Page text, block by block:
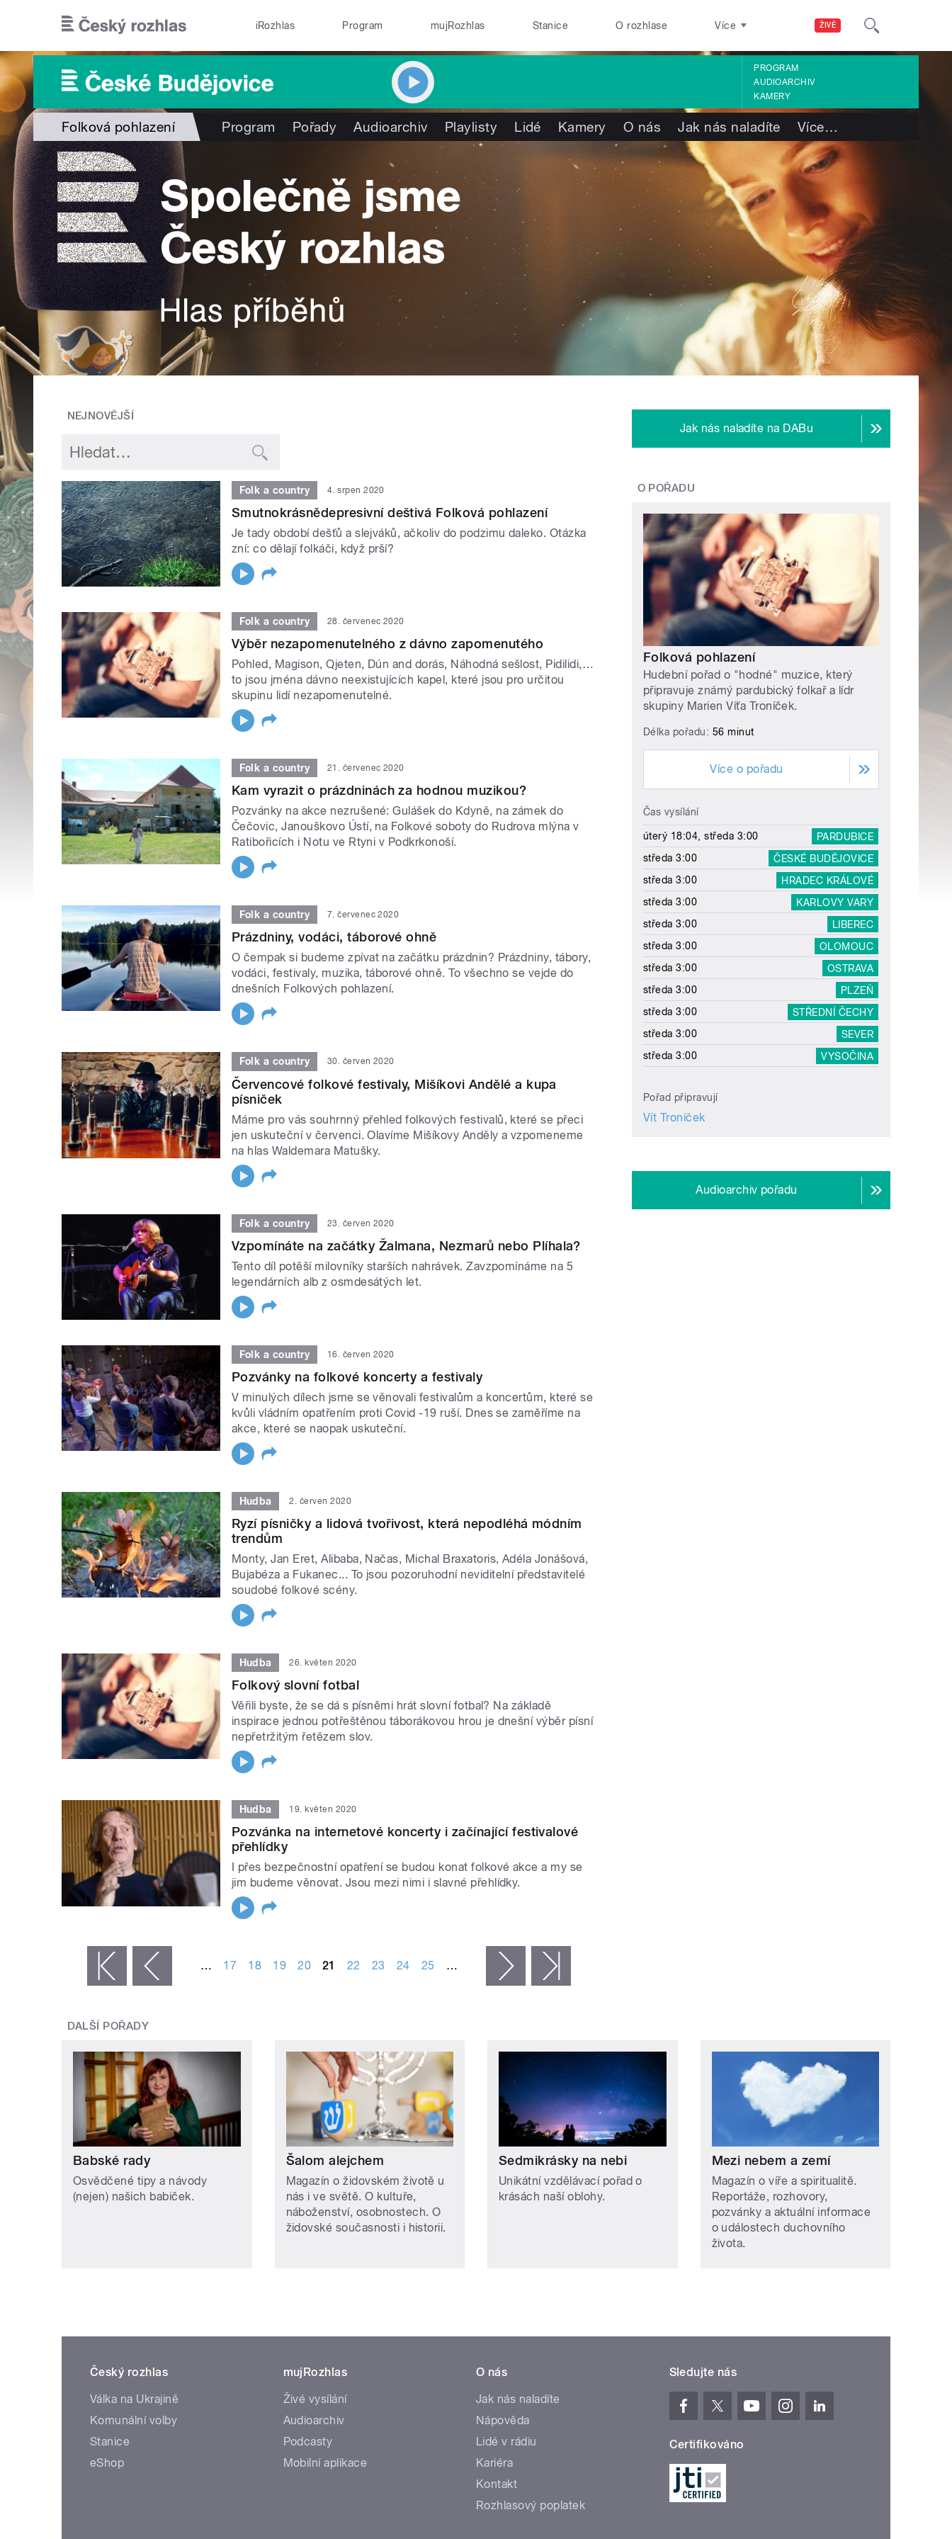
ŽIVĚ
iRozhlas Program mujRozhlas Stanice O rozhlase Více
PROGRAM
AUDIOARCHIV
KAMERY
Folková pohlazení Program Pořady Audioarchiv Playlisty Lidé Kamery O nás Jak nás naladíte Více…
NEJNOVĚJŠÍ
Folk a country 4. srpen 2020
Smutnokrásnědepresivní deštivá Folková pohlazení
Je tady období dešťů a slejváků, ačkoliv do podzimu daleko. Otázka
zní: co dělají folkáči, když prší?
Folk a country 28. červenec 2020
Výběr nezapomenutelného z dávno zapomenutého
Pohled, Magison, Qjeten, Dún and dorás, Náhodná sešlost, Pidilidi,…
to jsou jména dávno neexistujících kapel, které jsou pro určitou
skupinu lidí nezapomenutelné.
Folk a country 21. červenec 2020
Kam vyrazit o prázdninách za hodnou muzikou?
Pozvánky na akce nezrušené: Gulášek do Kdyně, na zámek do
Čečovic, Janouškovo Ústí, na Folkové soboty do Rudrova mlýna v
Ratibořicích i Notu ve Rtyni v Podkrkonoší.
Folk a country 7. červenec 2020
Prázdniny, vodáci, táborové ohně
O čempak si budeme zpívat na začátku prázdnin? Prázdniny, tábory,
vodáci, festivaly, muzika, táborové ohně. To všechno se vejde do
dnešních Folkových pohlazení.
Folk a country 30. červen 2020
Červencové folkové festivaly, Mišíkovi Andělé a kupa
písniček
Máme pro vás souhrnný přehled folkových festivalů, které se přeci
jen uskuteční v červenci. Olavíme Mišíkovy Anděly a vzpomeneme
na hlas Waldemara Matušky.
Folk a country 23. červen 2020
Vzpomínáte na začátky Žalmana, Nezmarů nebo Plíhala?
Tento díl potěší milovníky starších nahrávek. Zavzpomínáme na 5
legendárních alb z osmdesátých let.
Folk a country 16. červen 2020
Pozvánky na folkové koncerty a festivaly
V minulých dílech jsme se věnovali festivalům a koncertům, které se
kvůli vládním opatřením proti Covid -19 ruší. Dnes se zaměříme na
akce, které se naopak uskuteční.
Hudba 2. červen 2020
Ryzí písničky a lidová tvořivost, která nepodléhá módním
trendům
Monty, Jan Eret, Alibaba, Načas, Michal Braxatoris, Adéla Jonášová,
Bujabéza a Fukanec... To jsou pozoruhodní neviditelní představitelé
soudobé folkové scény.
Hudba 26. květen 2020
Folkový slovní fotbal
Věřili byste, že se dá s písněmi hrát slovní fotbal? Na základě
inspirace jednou potřeštěnou táborákovou hrou je dnešní výběr písní
nepřetržitým řetězem slov.
Hudba 19. květen 2020
Pozvánka na internetové koncerty i začínající festivalové
přehlídky
I přes bezpečnostní opatření se budou konat folkové akce a my se
jim budeme věnovat. Jsou mezi nimi i slavné přehlídky.
‹ předchozí … 17 18 19 20 21 22 23 24 25 … následující ›
Jak nás naladíte na DABu
O POŘADU
Folková pohlazení
Hudební pořad o "hodné" muzice, který
připravuje známý pardubický folkař a lídr
skupiny Marien Víťa Troníček.
Délka pořadu: 56 minut
Více o pořadu
Čas vysílání
úterý 18:04, středa 3:00
PARDUBICE
středa 3:00
ČESKÉ BUDĚJOVICE
středa 3:00
HRADEC KRÁLOVÉ
středa 3:00
KARLOVY VARY
středa 3:00
LIBEREC
středa 3:00
OLOMOUC
středa 3:00
OSTRAVA
středa 3:00
PLZEŇ
středa 3:00
STŘEDNÍ ČECHY
středa 3:00
SEVER
středa 3:00
VYSOČINA
Pořad připravují
Vít Troníček
Audioarchiv pořadu
DALŠÍ POŘADY
Babské rady
Osvědčené tipy a návody
(nejen) našich babiček.
Šalom alejchem
Magazín o židovském životě u
nás i ve světě. O kultuře,
náboženství, osobnostech. O
židovské současnosti i historii.
Sedmikrásky na nebi
Unikátní vzdělávací pořad o
krásách naší oblohy.
Mezi nebem a zemí
Magazín o víře a spiritualitě.
Reportáže, rozhovory,
pozvánky a aktuální informace
o událostech duchovního
života.
Český rozhlas
Válka na Ukrajině
Komunální volby
Stanice
eShop
mujRozhlas
Živé vysílání
Audioarchiv
Podcasty
Mobilní aplikace
O nás
Jak nás naladíte
Nápověda
Lidé v rádiu
Kariéra
Kontakt
Rozhlasový poplatek
Sledujte nás
Certifikováno